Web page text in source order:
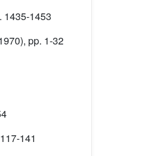
1435-1453
pp. 1-32
141